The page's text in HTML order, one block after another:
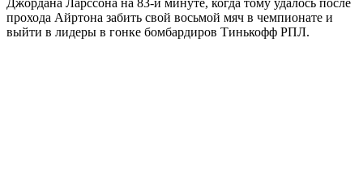
Джордана Ларссона на 83-й минуте, когда тому удалось после
прохода Айртона забить свой восьмой мяч в чемпионате и
выйти в лидеры в гонке бомбардиров Тинькофф РПЛ.